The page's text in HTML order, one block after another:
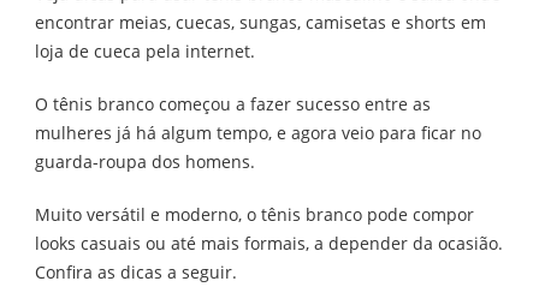
COM
encontrar meias, cuecas, sungas, camisetas e shorts em
loja de cueca pela internet.
O tênis branco começou a fazer sucesso entre as
mulheres já há algum tempo, e agora veio para ficar no
guarda-roupa dos homens.
Muito versátil e moderno, o tênis branco pode compor
looks casuais ou até mais formais, a depender da ocasião.
Confira as dicas a seguir.